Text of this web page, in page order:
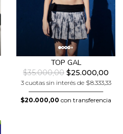
TOP GAL
$35.000,00 $25.000,00
3 cuotas sin interés de $8.333,33
$20.000,00 con transferencia